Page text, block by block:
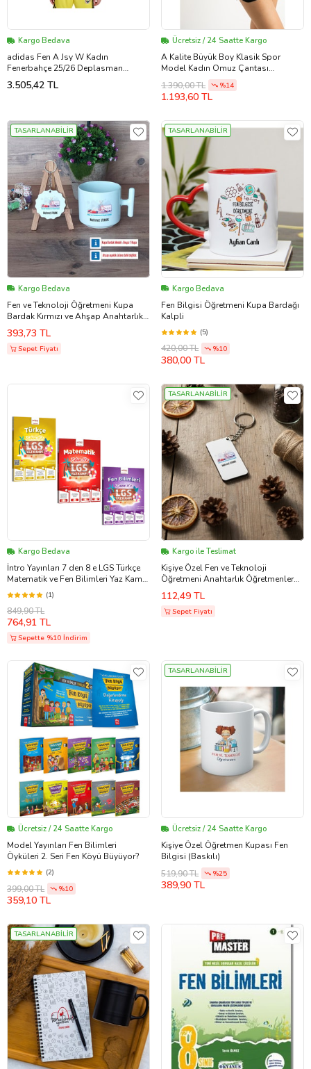
Kargo Bedava
adidas Fen A Jsy W Kadın
Fenerbahçe 25/26 Deplasman
Forması KD7317 Sarı
3.505,42 TL
Ücretsiz / 24 Saatte Kargo
A Kalite Büyük Boy Klasik Spor
Model Kadın Omuz Çantası
FENDİ-491 (Siyah)
1.390,00 TL %14
1.193,60 TL
TASARLANABİLİR
Kargo Bedava
Fen ve Teknoloji Öğretmeni Kupa
Bardak Kırmızı ve Ahşap Anahtarlık
Hediye (Model 11)
393,73 TL
Sepet Fiyatı
TASARLANABİLİR
Kargo Bedava
Fen Bilgisi Öğretmeni Kupa Bardağı
Kalpli
(5)
420,00 TL %10
380,00 TL
Kargo Bedava
İntro Yayınları 7 den 8 e LGS Türkçe
Matematik ve Fen Bilimleri Yaz Kampı
Seti 3 Kitap(1)
849,90 TL
764,91 TL
Sepette %10 İndirim
TASARLANABİLİR
Kargo ile Teslimat
Kişiye Özel Fen ve Teknoloji
Öğretmeni Anahtarlık Öğretmenler
Günü Hediyesi (Krem)
112,49 TL
Sepet Fiyatı
Ücretsiz / 24 Saatte Kargo
Model Yayınları Fen Bilimleri
Öyküleri 2. Seri Fen Köyü Büyüyor?
(2)
399,00 TL %10
359,10 TL
TASARLANABİLİR
Ücretsiz / 24 Saatte Kargo
Kişiye Özel Öğretmen Kupası Fen
Bilgisi (Baskılı)
519,90 TL
%25
389,90 TL
TASARLANABİLİR